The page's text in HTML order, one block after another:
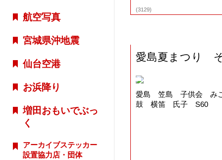
航空写真
宮城県沖地震
仙台空港
お浜降り
増田おもいでぶっ
く
アーカイブステッカー
設置協力店・団体
(3129)
愛島夏まつり
愛島 笠島 子供会 み
鼓 横笛 氏子 S60